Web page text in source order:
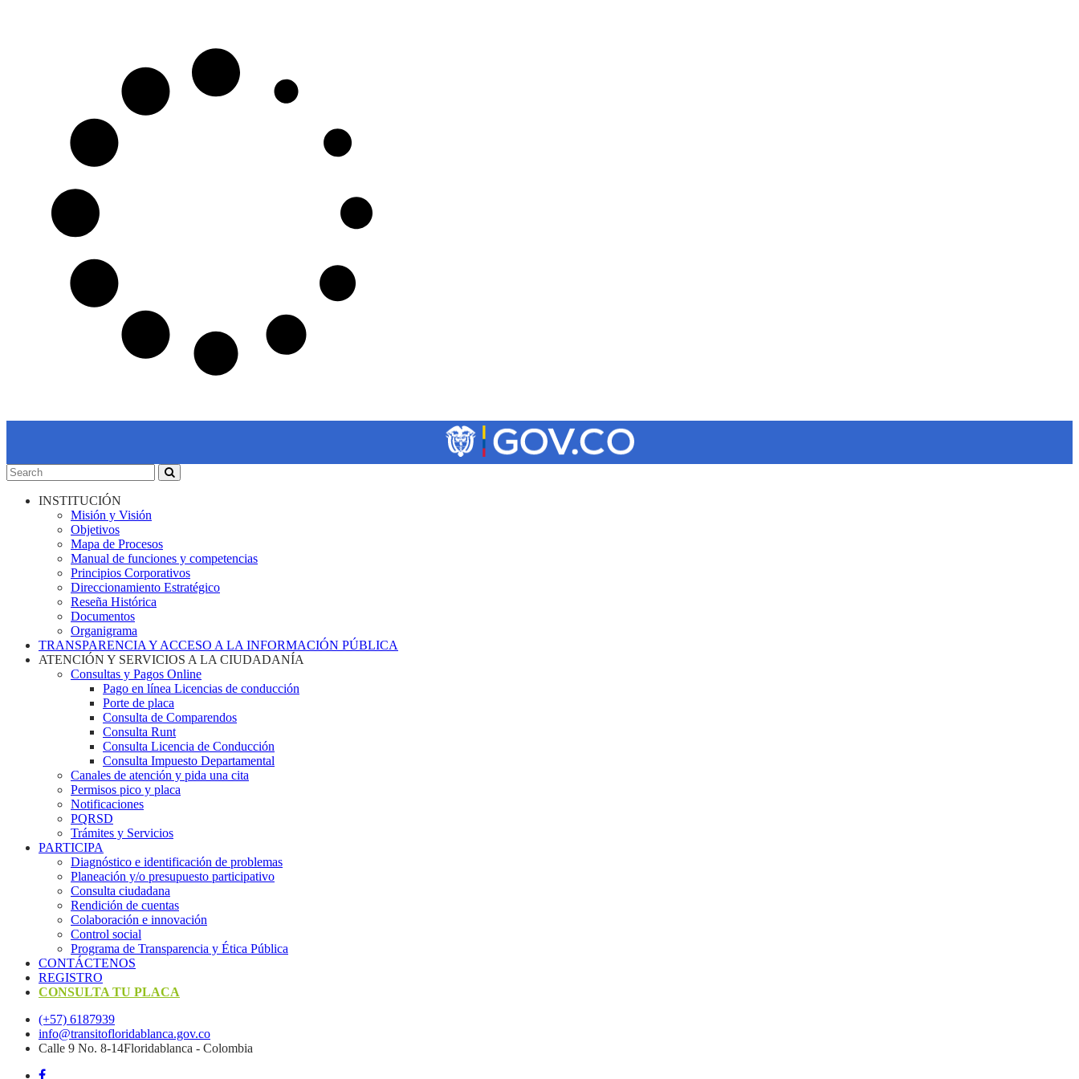
INSTITUCIÓN
Misión y Visión
Objetivos
Mapa de Procesos
Manual de funciones y competencias
Principios Corporativos
Direccionamiento Estratégico
Reseña Histórica
Documentos
Organigrama
TRANSPARENCIA Y ACCESO A LA INFORMACIÓN PÚBLICA
ATENCIÓN Y SERVICIOS A LA CIUDADANÍA
Consultas y Pagos Online
Pago en línea Licencias de conducción
Porte de placa
Consulta de Comparendos
Consulta Runt
Consulta Licencia de Conducción
Consulta Impuesto Departamental
Canales de atención y pida una cita
Permisos pico y placa
Notificaciones
PQRSD
Trámites y Servicios
PARTICIPA
Diagnóstico e identificación de problemas
Planeación y/o presupuesto participativo​
Consulta ciudadana
Rendición de cuentas
Colaboración e innovación
Control social
Programa de Transparencia y Ética Pública
CONTÁCTENOS
REGISTRO
CONSULTA TU PLACA
(+57) 6187939
info@transitofloridablanca.gov.co
Calle 9 No. 8-14Floridablanca - Colombia